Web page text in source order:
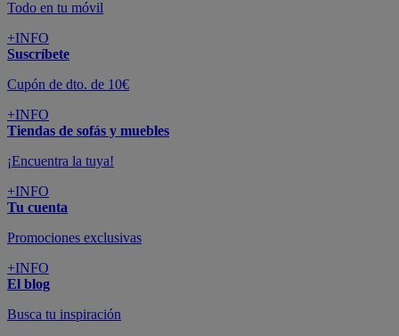
Todo en tu móvil
+INFO
Suscríbete
Cupón de dto. de 10€
+INFO
Tiendas de sofás y muebles
¡Encuentra la tuya!
+INFO
Tu cuenta
Promociones exclusivas
+INFO
El blog
Busca tu inspiración